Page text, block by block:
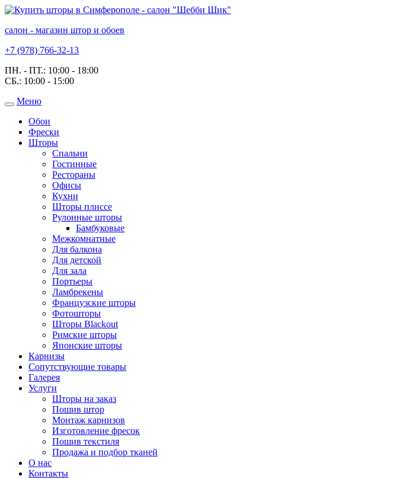
салон - магазин штор и обоев
+7 (978) 766-32-13
ПН. - ПТ.: 10:00 - 18:00
СБ.: 10:00 - 15:00
Toggle
navigation
Меню
Обои
Фрески
Шторы
Спальни
Гостинные
Рестораны
Офисы
Кухни
Шторы плиссе
Рулонные шторы
Бамбуковые
Межкомнатные
Для балкона
Для детской
Для зала
Портьеры
Ламбрекены
Французские шторы
Фотошторы
Шторы Blackout
Римские шторы
Японские шторы
Карнизы
Сопутствующие товары
Галерея
Услуги
Шторы на заказ
Пошив штор
Монтаж карнизов
Изготовление фресок
Пошив текстиля
Продажа и подбор тканей
О нас
Контакты